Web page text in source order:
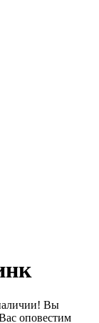
Вы
оповестим